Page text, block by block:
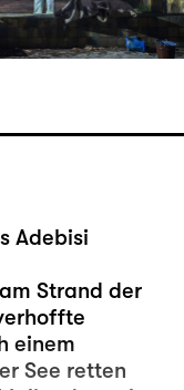
Adebisi
Strand der
einem
See retten